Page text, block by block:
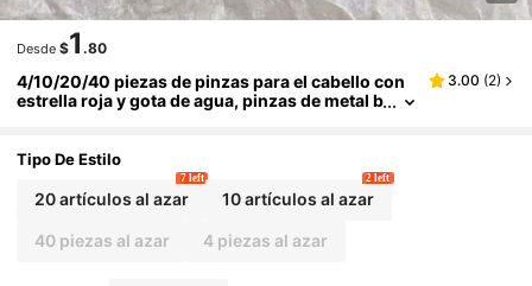
Desde $1 .80
4/10/20/40 piezas de pinzas para el cabello con
estrella roja y gota de agua, pinzas de metal b
para uso diario en la escuela
3.00 (2)
Tipo De Estilo
20 artículos al azar
7 left
10 artículos al azar
2 left
40 piezas al azar 4 piezas al azar